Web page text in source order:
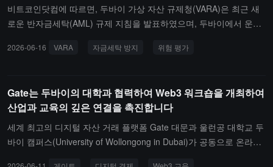
비트코인닷컴에 따르면, 두바이 가상 자산 규제청(VARA)은 최근 새
로운 반자금세탁(AML) 규제 지침을 발표하였으며, 두바이에서 운영
시간으로 위험 평가 모델에 반영해야 하며, 이전의 정적 준수 추적 메
화가 있을 경우 즉시 업데이트해야 합니다. 또한, 확산 금융 위험과
특정 금융 제재 위험을 별도로 평가해야 하며, 반자금세탁 준수를 일
반적으로 통합하여 처리해서는 안 됩니다. 게다가, 기업은 AI 지원 운
영 및 익명 강화형 거래소가 가져오는 위험에 대해 공식적으로 기록
2026-06-16 VARA 자금세탁 방지 위험 평가
Gate는 두바이의 대학과 협력하여 Web3 워크숍을 개최하여
산업과 교육의 깊은 연결을 촉진합니다
세계 최고의 디지털 자산 거래 플랫폼 Gate 대문과 울런공 대학교 두
바이 캠퍼스(University of Wollongong in Dubai)가 공동으로 온라인